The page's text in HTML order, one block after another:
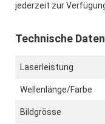
jederzeit zur
Technische
Laserleistung
Wellenlänge/Farbe
Bildgrösse